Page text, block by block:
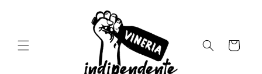
Carrello